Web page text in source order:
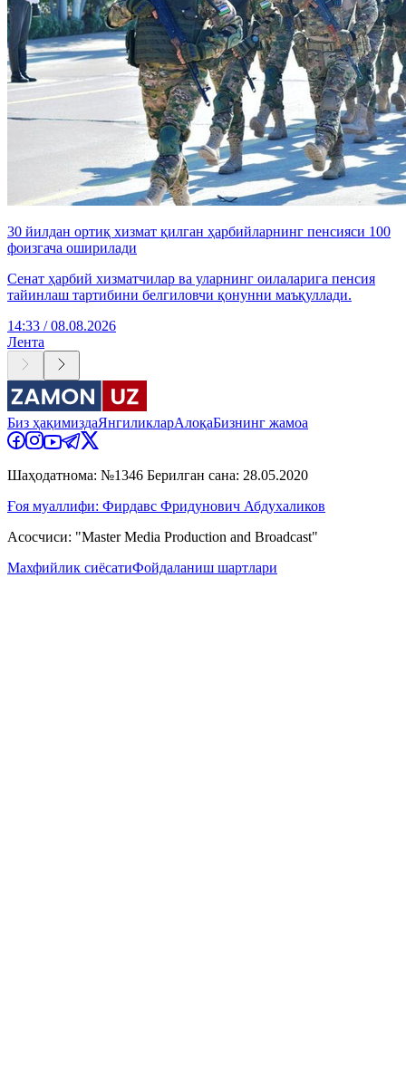
30 йилдан ортиқ хизмат қилган ҳарбийларнинг пенсияси 100
фоизгача оширилади
Сенат ҳарбий хизматчилар ва уларнинг оилаларига пенсия
тайинлаш тартибини белгиловчи қонунни маъқуллади.
14:33 / 08.08.2026
Лента
Биз ҳақимиздаЯнгиликларАлоқаБизнинг жамоа
Шаҳодатнома: №1346 Берилган сана: 28.05.2020
Ғоя муаллифи: Фирдавс Фридунович Абдухаликов
Асосчиси: "Master Media Production and Broadcast"
Махфийлик сиёсатиФойдаланиш шартлари